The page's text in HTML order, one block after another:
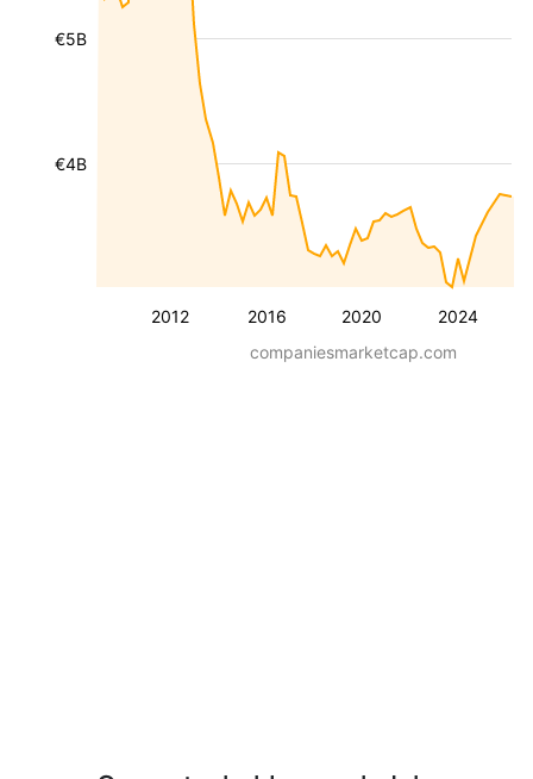
2012 2016 2020 2024
€4B
€5B
companiesmarketcap.com